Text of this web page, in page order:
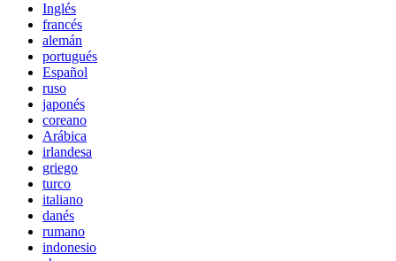
Inglés
francés
alemán
portugués
Español
ruso
japonés
coreano
Arábica
irlandesa
griego
turco
italiano
danés
rumano
indonesio